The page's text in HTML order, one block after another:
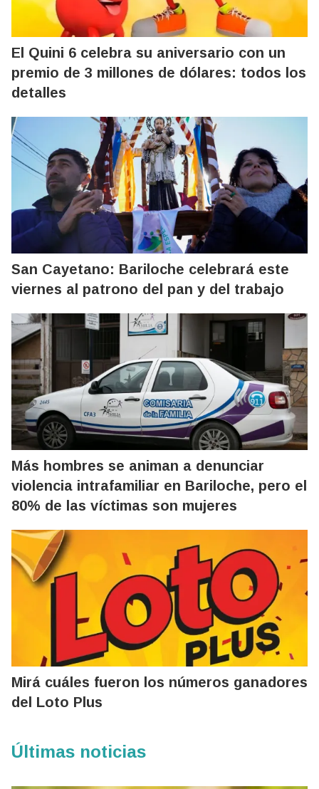
El Quini 6 celebra su aniversario con un
premio de 3 millones de dólares: todos los
detalles
San Cayetano: Bariloche celebrará este
viernes al patrono del pan y del trabajo
Más hombres se animan a denunciar
violencia intrafamiliar en Bariloche, pero el
80% de las víctimas son mujeres
Mirá cuáles fueron los números ganadores
del Loto Plus
Últimas noticias